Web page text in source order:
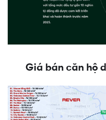
Giá bán căn hộ